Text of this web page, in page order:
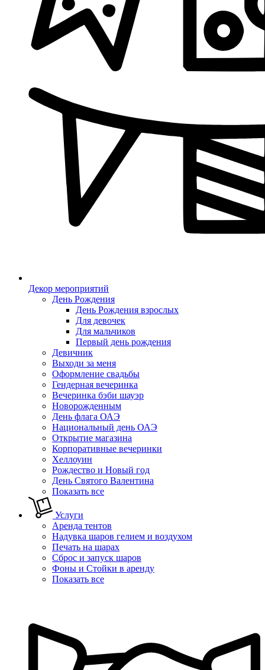
Декор мероприятий
День Рождения
День Рождения взрослых
Для девочек
Для мальчиков
Первый день рождения
Девичник
Выходи за меня
Оформление свадьбы
Гендерная вечеринка
Вечеринка бэби шауэр
Новорожденным
День флага ОАЭ
Национальный день ОАЭ
Открытие магазина
Корпоративные вечеринки
Хеллоуин
Рождество и Новый год
День Святого Валентина
Показать все
Услуги
Аренда тентов
Надувка шаров гелием и воздухом
Печать на шарах
Сброс и запуск шаров
Фоны и Стойки в аренду
Показать все